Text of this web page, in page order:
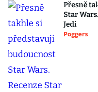
Přesně
Star
Jedi
Poggers